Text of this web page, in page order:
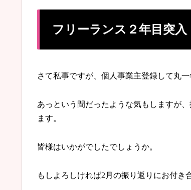
フリーランス２年目突入
さて私事ですが、個人事業主登録して丸
あっという間だったような気もしますが
ます。
皆様はいかがでしたでしょうか。
もしよろしければ2月の振り返りにお付き